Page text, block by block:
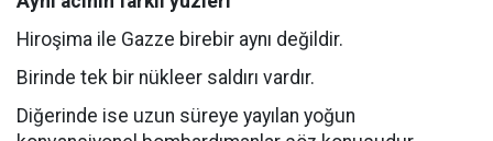
Hiroşima ile Gazze birebir aynı değildir.
Birinde tek bir nükleer saldırı vardır.
Diğerinde ise uzun süreye yayılan yoğun